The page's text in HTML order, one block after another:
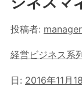
投稿者: manager
経営ビジネス系
日: 2016年11月